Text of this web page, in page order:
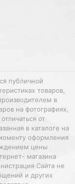
публичной
товаров,
в
на фотографиях,
от
в каталоге на
оформления
цены
магазина
Сайта не
и других